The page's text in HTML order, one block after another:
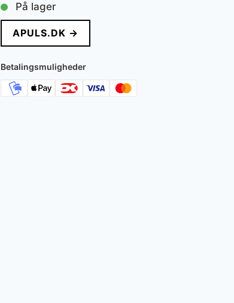
På lager
APULS.DK →
Betalingsmuligheder